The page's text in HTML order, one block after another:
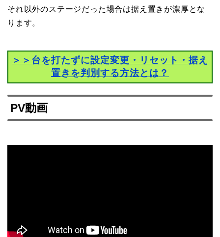
それ以外のステージだった場合は据え置きが濃厚とな
ります。
＞＞台を打たずに設定変更・リセット・据え
置きを判別する方法とは？
PV動画